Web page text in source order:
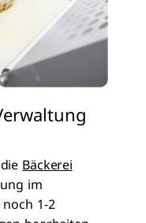
Bäckerei
im
1-2